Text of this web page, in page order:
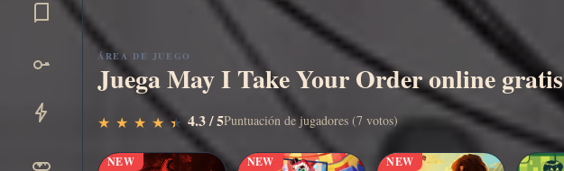
Jugar
ÁREA DE JUEGO
Juega May I Take Your Order online gratis
★
★ ★
★ ★
★ ★
★ ★
★ 4.3 / 5Puntuación de jugadores (7 votos)
NEW NEW NEW